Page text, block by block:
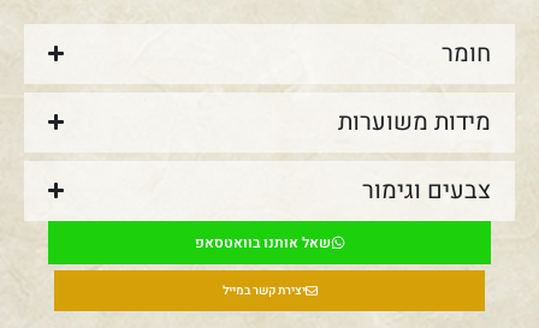
חומר
מידות משוערות
צבעים וגימור
שאל אותנו בוואטסאפ
יצירת קשר במייל